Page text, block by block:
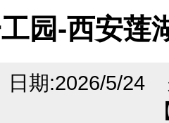
园-西安莲
日期:2026/5/24